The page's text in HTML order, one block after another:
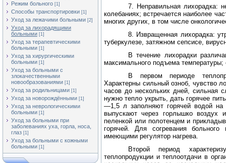
Режим больного [1]
Способы транспортировки [1]
Уход за лежачими больными [2]
Уход за лихорадящими
больными [1]
Уход за терапевтическими
больными [1]
Уход за хирургическими
больными [1]
Уход за больными с
злокачественными
новообразованиями [1]
Уход за родильницами [1]
Уход за новорождёнными [1]
Уход за неврологическими
больными [1]
Уход за больными при
заболеваниях уха, горла, носа,
глаз [1]
Уход за больными с кожными
больными [1]
7. Неправильная лихорадка:
колебаниях; встречается наиболее
многих других, в том числе
8. Извращенная лихорадка:
туберкулезе, затяжном сепсисе,
В течение лихорадки
максимального подъема
В первом периоде
Характерны сильный озноб, чувство
часов до нескольких дней, сильная
нужно тепло укрыть, дать горячее
—1,5 л заполняют горячей водой на
выпускают через горлышко воздух
пеленкой или полотенцем и
горячей. Для согревания больного
имеющими регулятор нагрева.
Второй период
теплопродукции и теплоотдачи в